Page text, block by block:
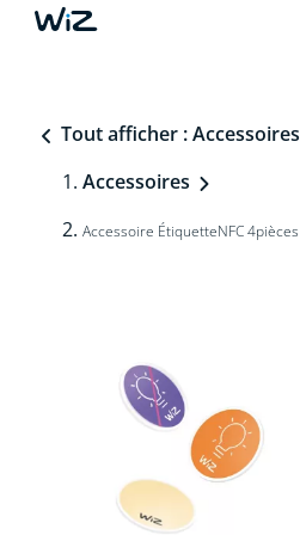
Tout afficher : Accessoires
Accessoires
Accessoire ÉtiquetteNFC 4pièces